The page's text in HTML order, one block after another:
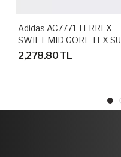
Adidas AC7771 TERREX
SWIFT MID GORE-TEX SU
GEÇİRMEZ OUTDOOR
AYAKKABI
2,278.80 TL